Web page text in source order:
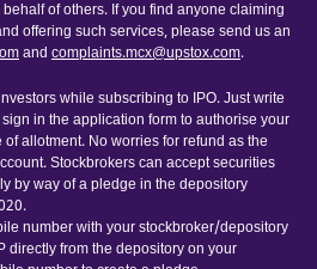
of others. If you find anyone claiming
offering such services, please send us an
and complaints.mcx@upstox.com.
while subscribing to IPO. Just write
in the application form to authorise your
allotment. No worries for refund as the
Stockbrokers can accept securities
by way of a pledge in the depository
number with your stockbroker/depository
directly from the depository on your